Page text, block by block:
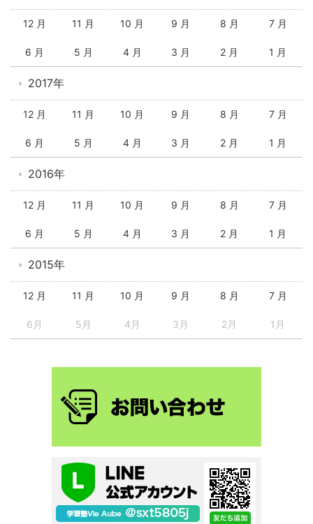
12 月 11 月 10 月 9 月 8 月 7 月
6 月 5 月 4 月 3 月 2 月 1 月
2017年
12 月 11 月 10 月 9 月 8 月 7 月
6 月 5 月 4 月 3 月 2 月 1 月
2016年
12 月 11 月 10 月 9 月 8 月 7 月
6 月 5 月 4 月 3 月 2 月 1 月
2015年
12 月 11 月 10 月 9 月 8 月 7 月
6月 5月 4月 3月 2月 1月